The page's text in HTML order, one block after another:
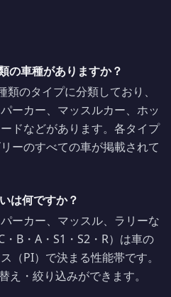
車種がありますか？
のタイプに分類しており、
ーカー、マッスルカー、ホッ
ドなどがあります。各タイプ
ーのすべての車が掲載されて
は何ですか？
ーカー、マッスル、ラリーな
B・A・S1・S2・R）は車の
（PI）で決まる性能帯です。
え・絞り込みができます。